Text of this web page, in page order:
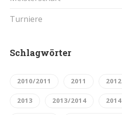
Turniere
Schlagwörter
2010/2011 2011 2012
2013 2013/2014 2014